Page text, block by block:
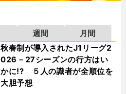
週間
月間
秋春制が導入されたJ1リーグ2
026－27シーズンの行方はい
かに!? ５人の識者が全順位を
大胆予想